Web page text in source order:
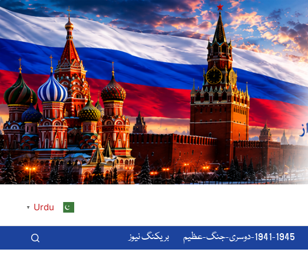
Urdu
▼
1941-1945-دوسری-جنگ-عظیم بریکنگ نیوز